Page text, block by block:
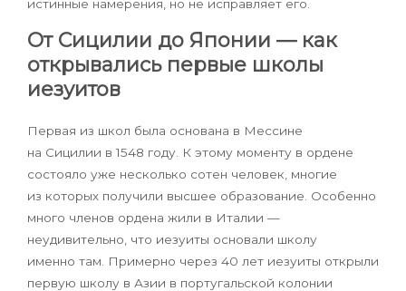
истинные намерения, но не исправляет его.
От Сицилии до Японии — как
открывались первые школы
иезуитов
Первая из школ была основана в Мессине
на Сицилии в 1548 году. К этому моменту в ордене
состояло уже несколько сотен человек, многие
из которых получили высшее образование. Особенно
много членов ордена жили в Италии —
неудивительно, что иезуиты основали школу
именно там. Примерно через 40 лет иезуиты открыли
первую школу в Азии в португальской колонии